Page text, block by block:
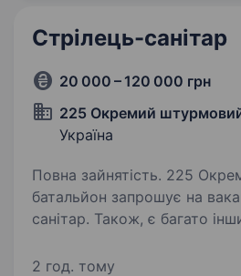
Стрілець-санітар
20 000 – 120 000 грн
225 Окремий
Україна
Повна зайнятість. 225 Окремий штурмовий
батальйон запрошує на
санітар. Також, є багато
військової спеціальності,
2 год. тому